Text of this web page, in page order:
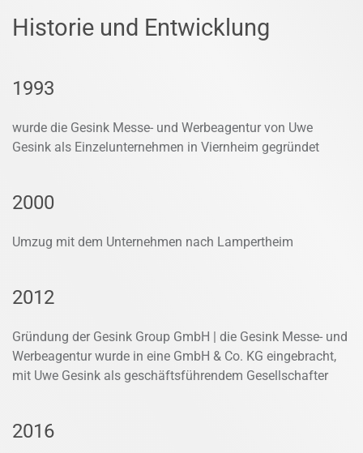
Historie und Entwicklung
1993
wurde die Gesink Messe- und Werbeagentur von Uwe
Gesink als Einzelunternehmen in Viernheim gegründet
2000
Umzug mit dem Unternehmen nach Lampertheim
2012
Gründung der Gesink Group GmbH | die Gesink Messe- und
Werbeagentur wurde in eine GmbH & Co. KG eingebracht,
mit Uwe Gesink als geschäftsführendem Gesellschafter
2016